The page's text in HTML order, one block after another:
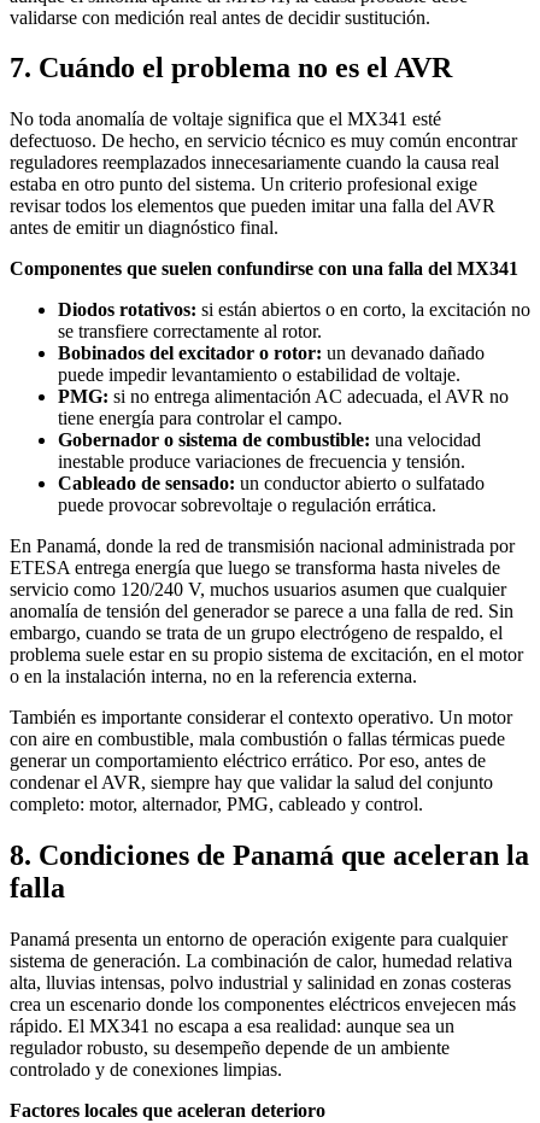
validarse con medición real antes de decidir sustitución.
7. Cuándo el problema no es el AVR
No toda anomalía de voltaje significa que el MX341 esté
defectuoso. De hecho, en servicio técnico es muy común encontrar
reguladores reemplazados innecesariamente cuando la causa real
estaba en otro punto del sistema. Un criterio profesional exige
revisar todos los elementos que pueden imitar una falla del AVR
antes de emitir un diagnóstico final.
Componentes que suelen confundirse con una falla del MX341
Diodos rotativos: si están abiertos o en corto, la excitación no
se transfiere correctamente al rotor.
Bobinados del excitador o rotor: un devanado dañado
puede impedir levantamiento o estabilidad de voltaje.
PMG: si no entrega alimentación AC adecuada, el AVR no
tiene energía para controlar el campo.
Gobernador o sistema de combustible: una velocidad
inestable produce variaciones de frecuencia y tensión.
Cableado de sensado: un conductor abierto o sulfatado
puede provocar sobrevoltaje o regulación errática.
En Panamá, donde la red de transmisión nacional administrada por
ETESA entrega energía que luego se transforma hasta niveles de
servicio como 120/240 V, muchos usuarios asumen que cualquier
anomalía de tensión del generador se parece a una falla de red. Sin
embargo, cuando se trata de un grupo electrógeno de respaldo, el
problema suele estar en su propio sistema de excitación, en el motor
o en la instalación interna, no en la referencia externa.
También es importante considerar el contexto operativo. Un motor
con aire en combustible, mala combustión o fallas térmicas puede
generar un comportamiento eléctrico errático. Por eso, antes de
condenar el AVR, siempre hay que validar la salud del conjunto
completo: motor, alternador, PMG, cableado y control.
8. Condiciones de Panamá que aceleran la
falla
Panamá presenta un entorno de operación exigente para cualquier
sistema de generación. La combinación de calor, humedad relativa
alta, lluvias intensas, polvo industrial y salinidad en zonas costeras
crea un escenario donde los componentes eléctricos envejecen más
rápido. El MX341 no escapa a esa realidad: aunque sea un
regulador robusto, su desempeño depende de un ambiente
controlado y de conexiones limpias.
Factores locales que aceleran deterioro